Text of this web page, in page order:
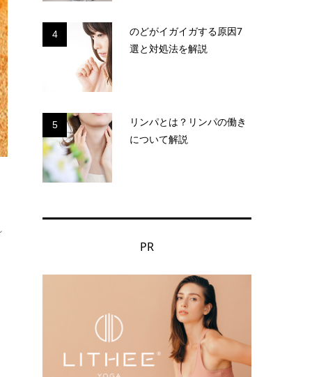
4
のどがイガイガする原因7
選と対処法を解説
5
リンパとは？リンパの働き
について解説
PR